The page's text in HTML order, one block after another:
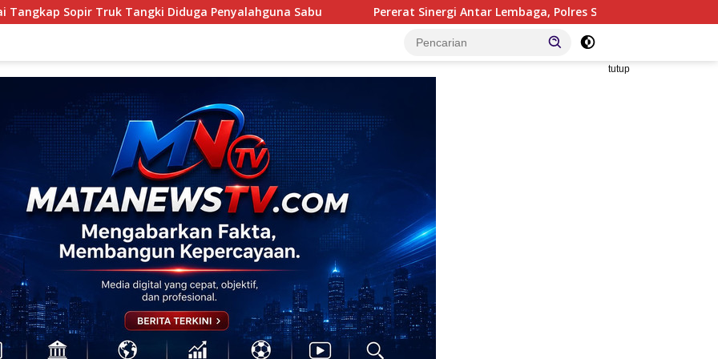
Diduga Penyalahguna Sabu Pererat Sinergi Antar Lembaga, Polres Sergai dan Pengadilan Agama Gelar Latihan
tutup